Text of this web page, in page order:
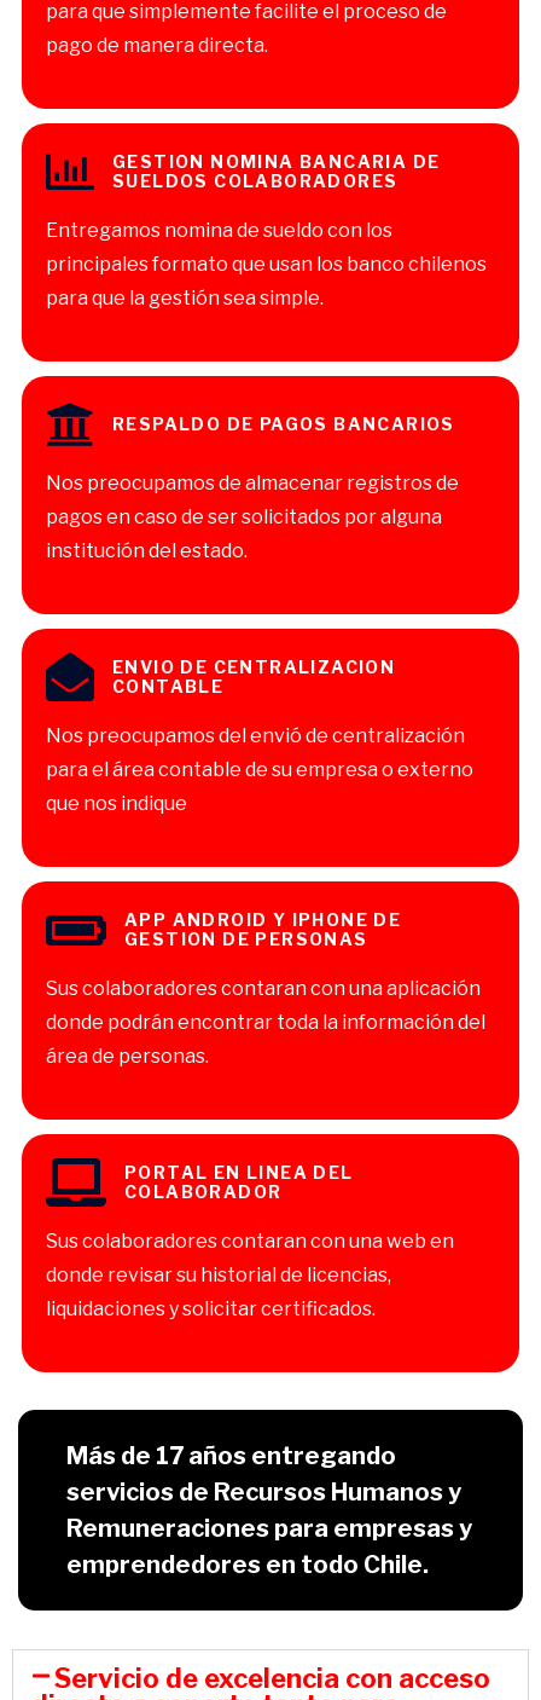
para que simplemente facilite el proceso de
pago de manera directa.
GESTION NOMINA BANCARIA DE
SUELDOS COLABORADORES
Entregamos nomina de sueldo con los
principales formato que usan los banco chilenos
para que la gestión sea simple.
RESPALDO DE PAGOS BANCARIOS
Nos preocupamos de almacenar registros de
pagos en caso de ser solicitados por alguna
institución del estado.
ENVIO DE CENTRALIZACION
CONTABLE
Nos preocupamos del envió de centralización
para el área contable de su empresa o externo
que nos indique
APP ANDROID Y IPHONE DE
GESTION DE PERSONAS
Sus colaboradores contaran con una aplicación
donde podrán encontrar toda la información del
área de personas.
PORTAL EN LINEA DEL
COLABORADOR
Sus colaboradores contaran con una web en
donde revisar su historial de licencias,
liquidaciones y solicitar certificados.
Más de 17 años entregando
servicios de Recursos Humanos y
Remuneraciones para empresas y
emprendedores en todo Chile.
Servicio de excelencia con acceso